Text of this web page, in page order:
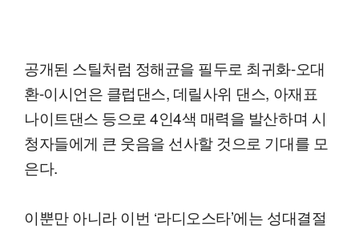
공개된 스틸처럼 정해균을 필두로 최귀화-오대
환-이시언은 클럽댄스, 데릴사위 댄스, 아재표
나이트댄스 등으로 4인4색 매력을 발산하며 시
청자들에게 큰 웃음을 선사할 것으로 기대를 모
은다.
이뿐만 아니라 이번 ‘라디오스타’에는 성대결절